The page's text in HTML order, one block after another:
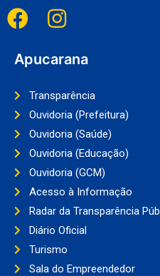
Apucarana
Transparência
Ouvidoria (Prefeitura)
Ouvidoria (Saúde)
Ouvidoria (Educação)
Ouvidoria (GCM)
Acesso à Informação
Radar da Transparência
Diário Oficial
Turismo
Sala do Empreendedor